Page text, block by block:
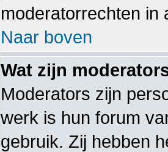
moderatorrechten in
Naar boven
Wat zijn
Moderators zijn
werk is hun forum
gebruik. Zij hebben